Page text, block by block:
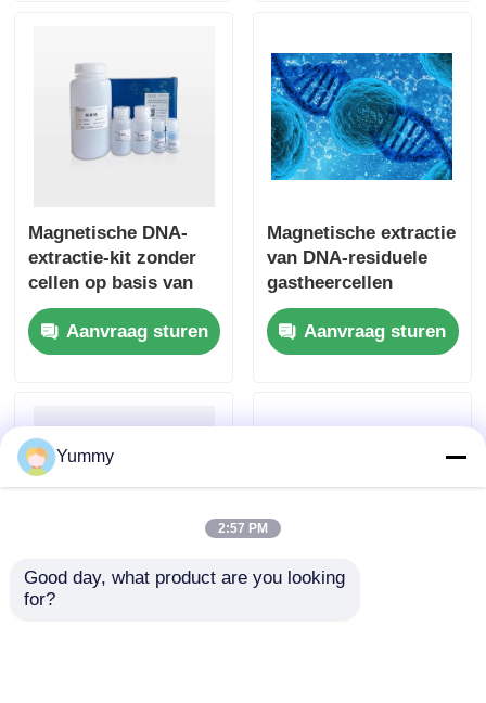
Magnetische DNA-
extractie-kit zonder
cellen op basis van
kralen
Aanvraag sturen
Magnetische extractie
van DNA-residuele
gastheercellen
Aanvraag sturen
Yummy
2:57 PM
Good day, what product are you looking
for?